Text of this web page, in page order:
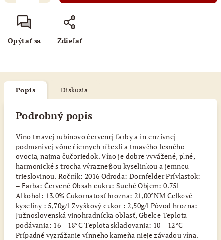
Opýtať sa Zdieľať
Popis Diskusia
Podrobný popis
Víno tmavej rubínovo červenej farby a intenzívnej
podmanivej vône čiernych ríbezlí a tmavého lesného
ovocia, najmä čučoriedok. Víno je dobre vyvážené, plné,
harmonické s trocha výraznejšou kyselinkou a jemnou
trieslovinou. Ročník: 2016 Odroda: Dornfelder Prívlastok:
– Farba: Červené Obsah cukru: Suché Objem: 0.75l
Alkohol: 13.0% Cukornatosť hrozna: 21,00°NM Celkové
kyseliny : 5,70g/l Zvyškový cukor : 2,50g/l Pôvod hrozna:
Južnoslovenská vinohradnícka oblasť, Gbelce Teplota
podávania: 16 – 18°C Teplota skladovania: 10 – 12°C
Prípadné vyzrážanie vínneho kameňa nieje závadou vína.